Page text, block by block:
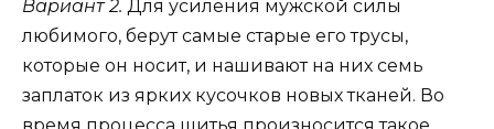
Вариант 2. Для усиления мужской силы
любимого, берут самые старые его трусы,
которые он носит, и нашивают на них семь
заплаток из ярких кусочков новых тканей. Во
время процесса шитья произносится такое